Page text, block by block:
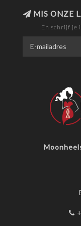
MIS ONZE
En schrijf je